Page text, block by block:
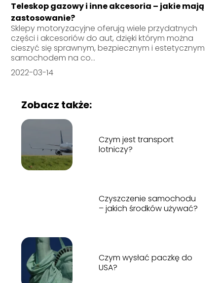
Teleskop gazowy i inne akcesoria – jakie mają
zastosowanie?
Sklepy motoryzacyjne oferują wiele przydatnych
części i akcesoriów do aut, dzięki którym można
cieszyć się sprawnym, bezpiecznym i estetycznym
samochodem na co...
2022-03-14
Zobacz także:
Czym jest transport
lotniczy?
Czyszczenie samochodu
– jakich środków używać?
Czym wysłać paczkę do
USA?